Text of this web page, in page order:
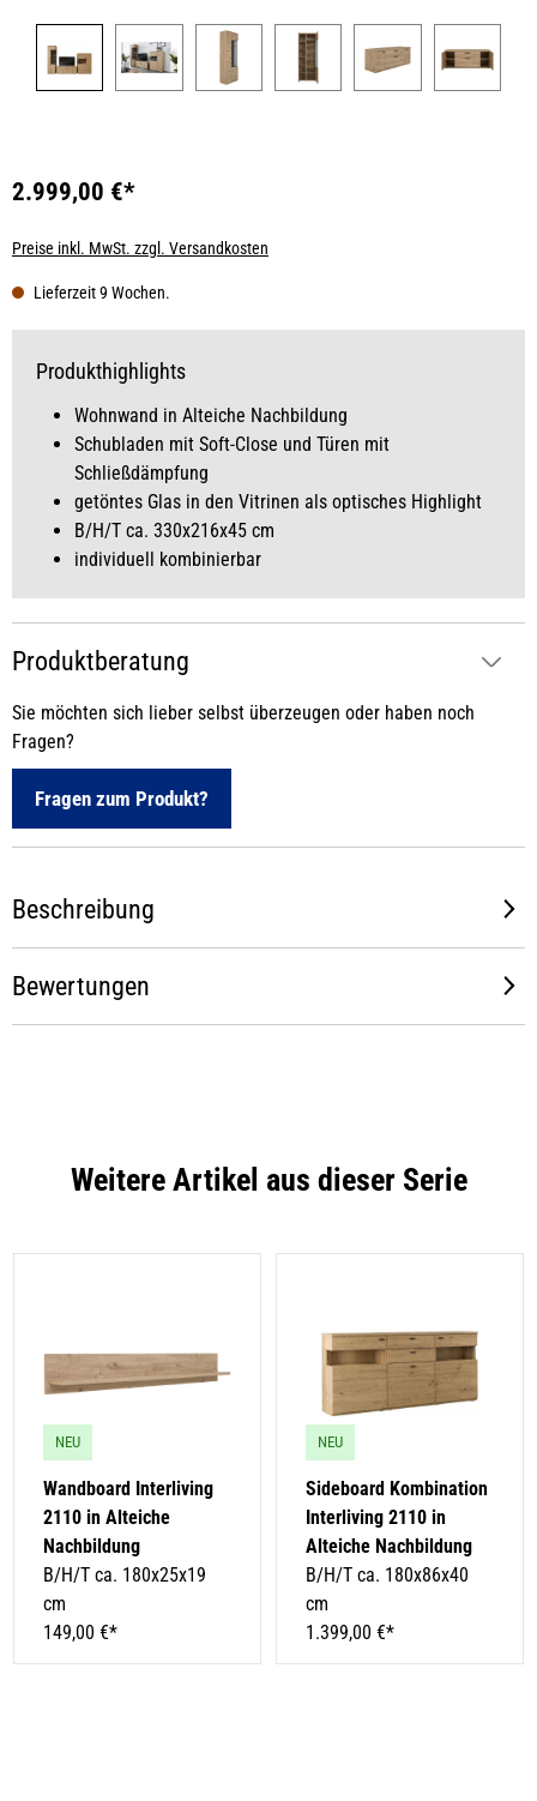
Produkthighlights
Wohnwand in Alteiche Nachbildung
Schubladen mit Soft-Close und Türen mit
Schließdämpfung
getöntes Glas in den Vitrinen als optisches Highlight
B/H/T ca. 330x216x45 cm
individuell kombinierbar
2.999,00 €*
Preise inkl. MwSt. zzgl. Versandkosten
Lieferzeit 9 Wochen.
Produktberatung
Sie möchten sich lieber selbst überzeugen oder haben noch
Fragen?
Fragen zum Produkt?
Beschreibung
Bewertungen
Weitere Artikel aus dieser Serie
NEU
Wandboard Interliving
2110 in Alteiche
Nachbildung
B/H/T ca. 180x25x19
cm
149,00 €*
NEU
Sideboard Kombination
Interliving 2110 in
Alteiche Nachbildung
B/H/T ca. 180x86x40
cm
1.399,00 €*